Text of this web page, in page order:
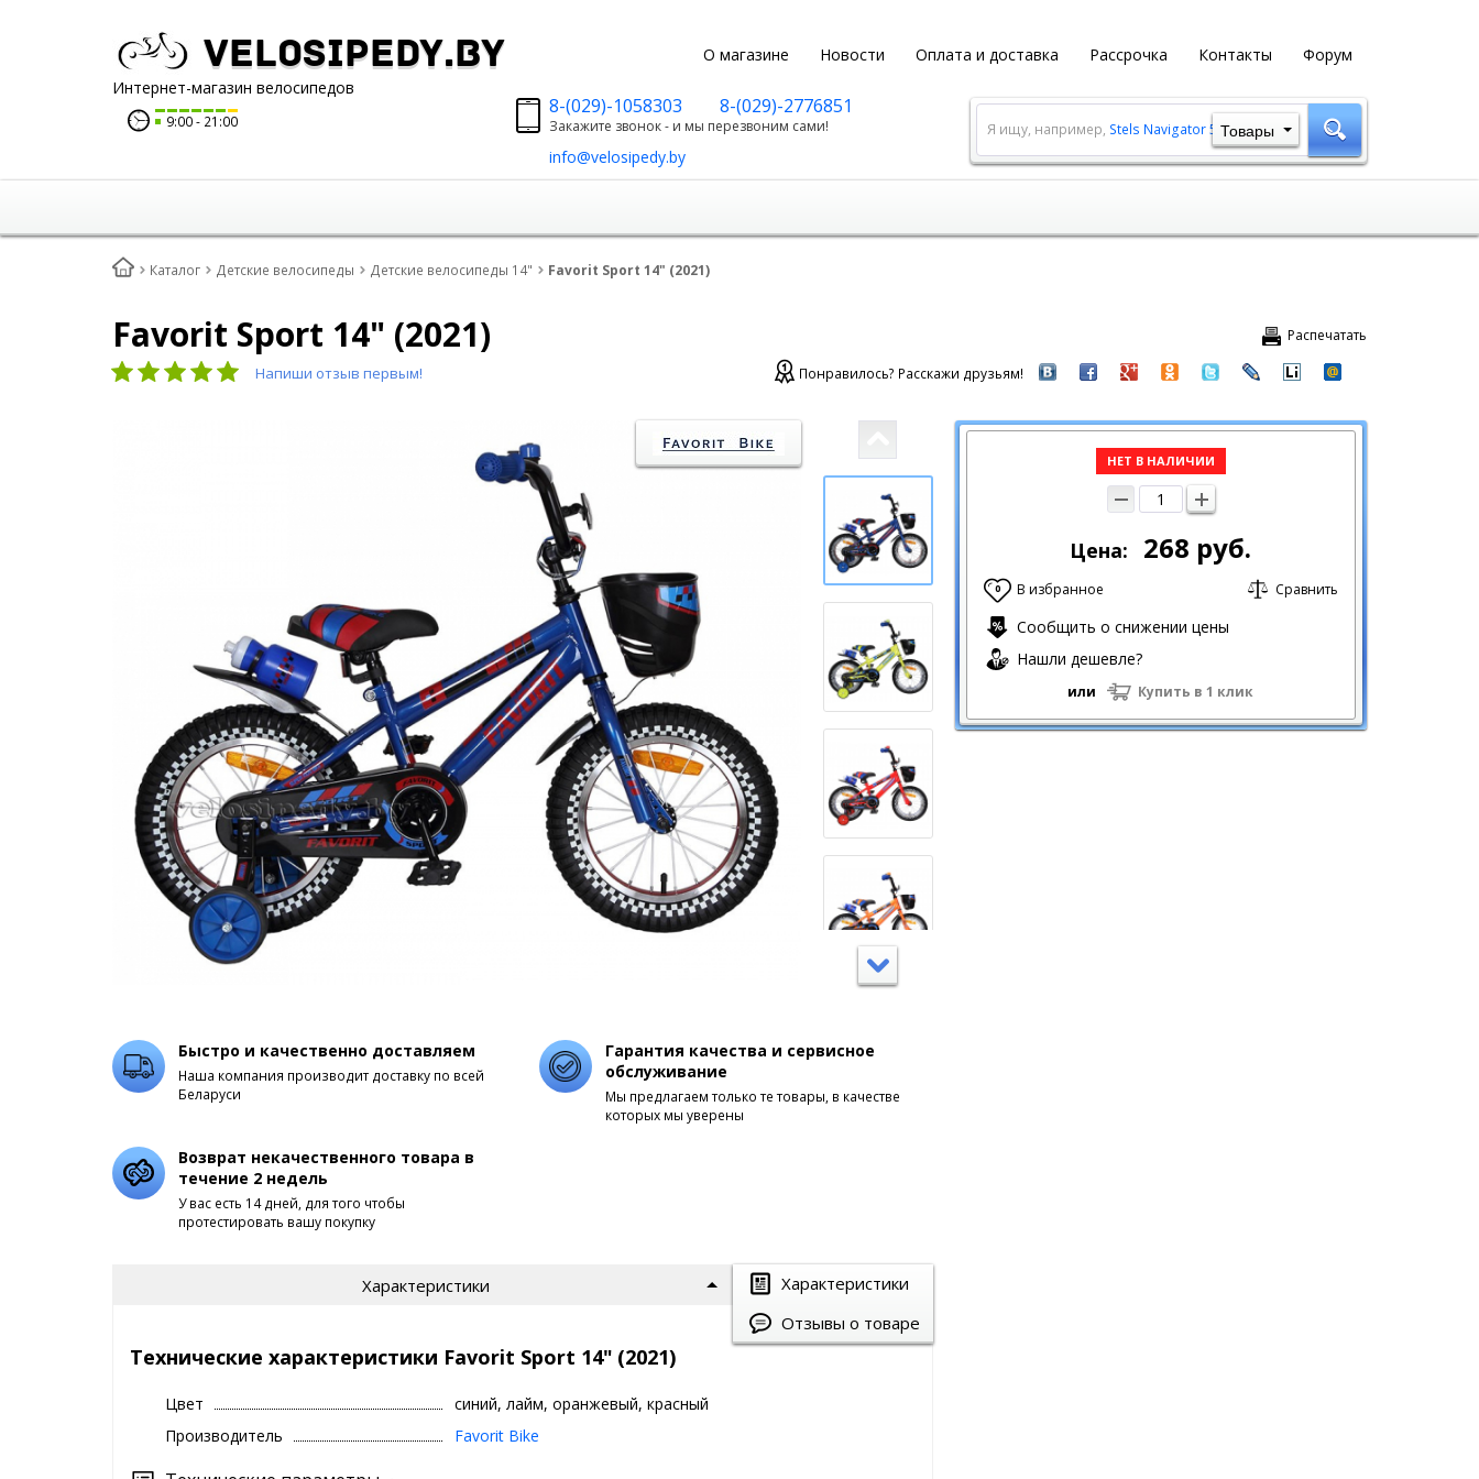
О магазине Новости Оплата и доставка Рассрочка Контакты Форум
Velosipedy.by
Интернет-магазин велосипедов
9:00 21:00
8-(029)-1058303 8-(029)-2776851
Закажите звонок - и мы перезвоним сами!
info@velosipedy.by
Я ищу, например, Stels Navigator 500 MD
Товары
Каталог Детские велосипеды Детские велосипеды 14" Favorit Sport 14" (2021)
Распечатать
Favorit Sport 14" (2021)
Напиши отзыв первым! Понравилось? Расскажи друзьям!
НЕТ В НАЛИЧИИ
Цена: 268 руб.
0 В избранное Сравнить
Сообщить о снижении цены
Нашли дешевле?
или Купить в 1 клик
Быстро и качественно доставляем
Наша компания производит доставку по всей
Беларуси
Гарантия качества и сервисное
обслуживание
Мы предлагаем только те товары, в качестве
которых мы уверены
Возврат некачественного товара в
течение 2 недель
У вас есть 14 дней, для того чтобы
протестировать вашу покупку
Характеристики
Отзывы о товаре
Характеристики
Технические характеристики Favorit Sport 14" (2021)
Цвет
синий, лайм, оранжевый, красный
Производитель
Favorit Bike